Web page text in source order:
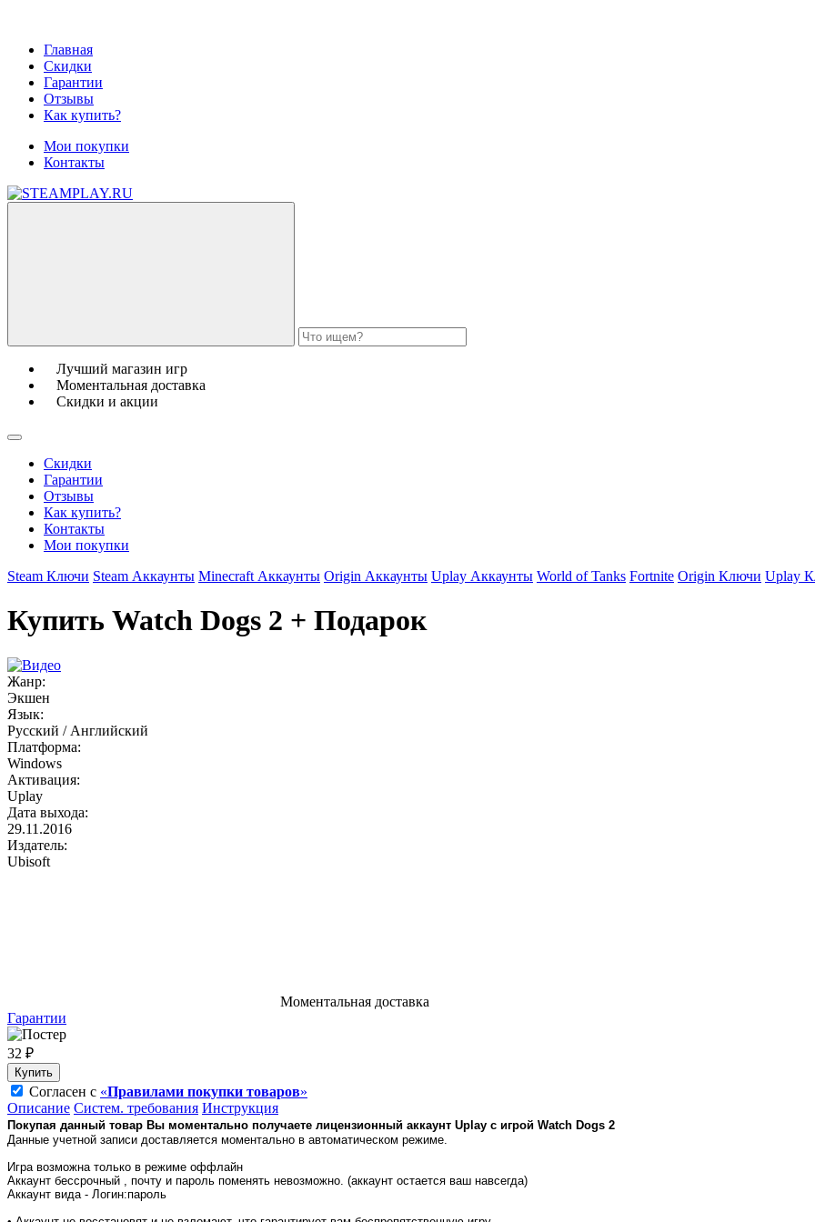
Главная
Скидки
Гарантии
Отзывы
Как купить?
Мои покупки
Контакты
Лучший магазин игр
Моментальная доставка
Скидки и акции
Скидки
Гарантии
Отзывы
Как купить?
Контакты
Мои покупки
Steam Ключи Steam Аккаунты Minecraft Аккаунты Origin Аккаунты Uplay Аккаунты World of Tanks Fortnite Origin Ключи Uplay
Купить Watch Dogs 2 + Подарок
Жанр:
Экшен
Язык:
Русский / Английский
Платформа:
Windows
Активация:
Uplay
Дата выхода:
29.11.2016
Издатель:
Ubisoft
Моментальная доставка
Гарантии
32 ₽
Купить
Согласен с «Правилами покупки товаров»
Описание Систем. требования Инструкция
Покупая данный товар Вы моментально получаете лицензионный аккаунт Uplay с игрой Watch Dogs 2
Данные учетной записи доставляется моментально в автоматическом режиме.
Игра возможна только в режиме оффлайн
Аккаунт бессрочный , почту и пароль поменять невозможно. (аккаунт остается ваш навсегда)
Аккаунт вида - Логин:пароль